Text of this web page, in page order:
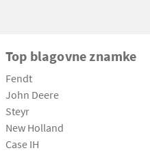
Top blagovne znamke
Fendt
John Deere
Steyr
New Holland
Case IH